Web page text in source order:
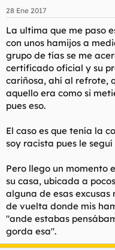
28 Ene 2017
La ultima que me paso
con unos hamijos a
grupo de tías se me
certificado oficial y su
cariñosa, ahí al refrote,
aquello era como si
pues eso.
El caso es que tenía la
soy racista pues le
Pero llego un momento
su casa, ubicada a
alguna de esas excusas
de vuelta donde mis
"ande estabas
gorda esa".